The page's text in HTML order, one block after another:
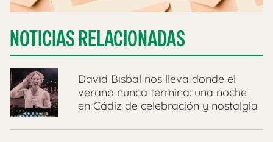
NOTICIAS RELACIONADAS
David Bisbal nos lleva donde el
verano nunca termina: una noche
en Cádiz de celebración y nostalgia